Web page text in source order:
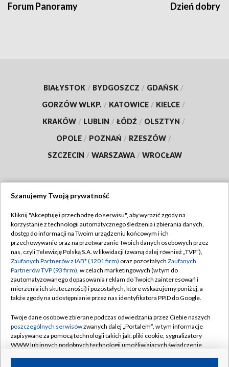
Forum Panoramy Dzień dobry
BIAŁYSTOK / BYDGOSZCZ / GDAŃSK /
GORZÓW WLKP. / KATOWICE / KIELCE /
KRAKÓW / LUBLIN / ŁÓDŹ / OLSZTYN /
OPOLE / POZNAŃ / RZESZÓW /
SZCZECIN / WARSZAWA / WROCŁAW
TVP
Abonament TVP
Emisja w TVP
Centrum informacji TVP
Naziemna Telewizja Cyfrowa
Rada Programowa
System NOS
Informacje o nadawcy
Regulamin TVP
Polityka prywatności
Moje zgody
Pomoc
Kontakt
Kanały
Szanujemy Twoją prywatność
Kliknij "Akceptuję i przechodzę do serwisu", aby wyrazić zgody na
korzystanie z technologii automatycznego śledzenia i zbierania danych,
dostęp do informacji na Twoim urządzeniu końcowym i ich
przechowywanie oraz na przetwarzanie Twoich danych osobowych przez
nas, czyli Telewizję Polską S.A. w likwidacji (zwaną dalej również „TVP”),
Zaufanych Partnerów z IAB* (1201 firm) oraz pozostałych Zaufanych
Partnerów TVP (93 firm), w celach marketingowych (w tym do
zautomatyzowanego dopasowania reklam do Twoich zainteresowań i
mierzenia ich skuteczności) i pozostałych, które wskazujemy poniżej, a
także zgody na udostępnianie przez nas identyfikatora PPID do Google.
Twoje dane osobowe zbierane podczas odwiedzania przez Ciebie naszych
poszczególnych serwisówzwanych dalej „Portalem”, w tym informacje
zapisywane za pomocą technologii takich jak: pliki cookie, sygnalizatory
WWW lub innych podobnych technologii umożliwiających świadczenie